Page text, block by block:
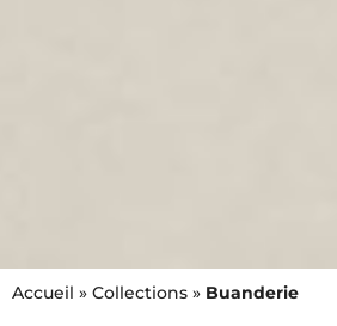
Accueil » Collections » Buanderie